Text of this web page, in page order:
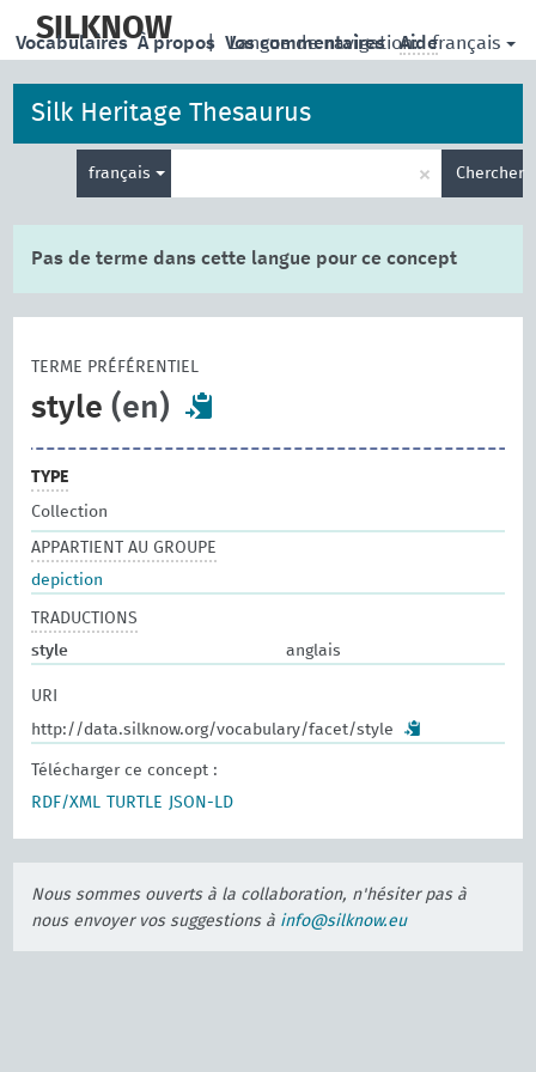
main
SILKNOW | Langue de navigation: français
Vocabulaires À propos Vos commentaires Aide
Silk Heritage Thesaurus
français
recherche
× Chercher
Pas de terme dans cette langue pour ce concept
TERME PRÉFÉRENTIEL
style (en)
TYPE
Collection
APPARTIENT AU GROUPE
depiction
TRADUCTIONS
style
anglais
URI
http://data.silknow.org/vocabulary/facet/style
Télécharger ce concept :
RDF/XML
TURTLE JSON-LD
Nous sommes ouverts à la collaboration, n'hésiter pas à
nous envoyer vos suggestions à info@silknow.eu